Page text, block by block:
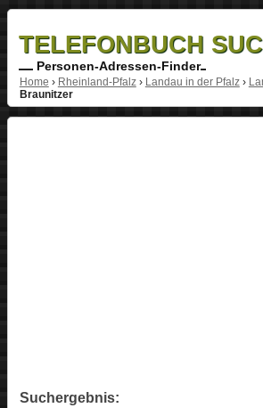
TELEFONBUCH
Personen-Adressen-Finder
Home › Rheinland-Pfalz› Landau in der Pfalz›
Braunitzer
Suchergebnis: